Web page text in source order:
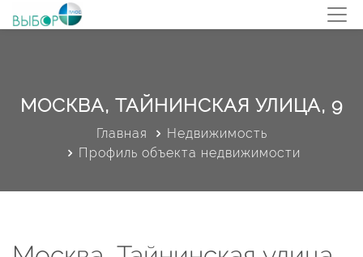
МОСКВА, ТАЙНИНСКАЯ УЛИЦА, 9
Главная
Недвижимость
Профиль объекта недвижимости